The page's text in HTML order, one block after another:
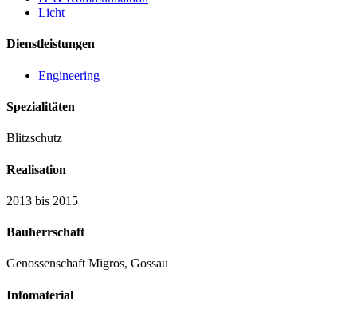
Licht
Dienstleistungen
Engineering
Spezialitäten
Blitzschutz
Realisation
2013 bis 2015
Bauherrschaft
Genossenschaft Migros, Gossau
Infomaterial